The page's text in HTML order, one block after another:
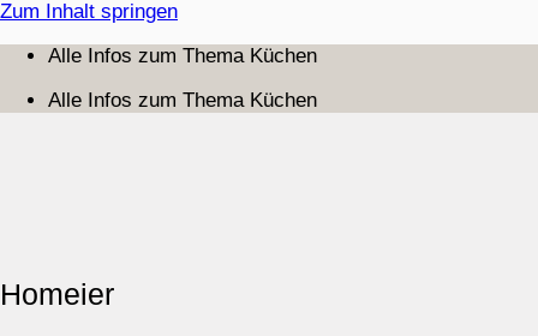
Zum Inhalt springen
Alle Infos zum Thema Küchen
Alle Infos zum Thema Küchen
Homeier